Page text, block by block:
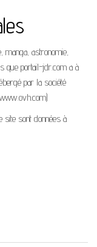
manga, astronomie,
que portail-jdr.com a à
par la société
site sont données à